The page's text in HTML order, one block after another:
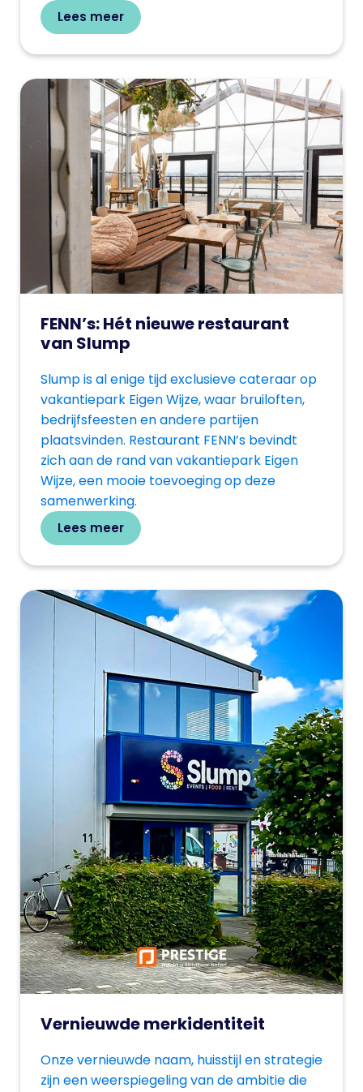
Lees meer
FENN’s: Hét nieuwe restaurant
van Slump
Slump is al enige tijd exclusieve cateraar op
vakantiepark Eigen Wijze, waar bruiloften,
bedrijfsfeesten en andere partijen
plaatsvinden. Restaurant FENN’s bevindt
zich aan de rand van vakantiepark Eigen
Wijze, een mooie toevoeging op deze
samenwerking.
Lees meer
Vernieuwde merkidentiteit
Onze vernieuwde naam, huisstijl en strategie
zijn een weerspiegeling van de ambitie die